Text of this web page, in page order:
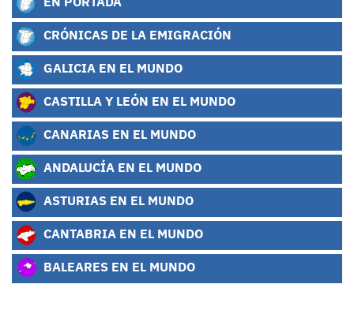
CRÓNICAS DE LA EMIGRACIÓN
GALICIA EN EL MUNDO
CASTILLA Y LEÓN EN EL MUNDO
CANARIAS EN EL MUNDO
ANDALUCÍA EN EL MUNDO
ASTURIAS EN EL MUNDO
CANTABRIA EN EL MUNDO
BALEARES EN EL MUNDO